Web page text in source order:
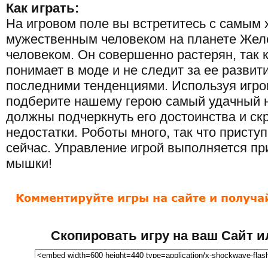
Как играть:
На игровом поле вы встретитесь с самым
мужественным человеком на планете
человеком. Он совершенно растерян, так
понимает в моде и не следит за ее
последними тенденциями. Используя
подберите нашему герою самый удачный
должны подчеркнуть его достоинства и
недостатки. Роботы много, так что
сейчас. Управление игрой выполняется
мышки!
Скопировать игру на ваш Сайт